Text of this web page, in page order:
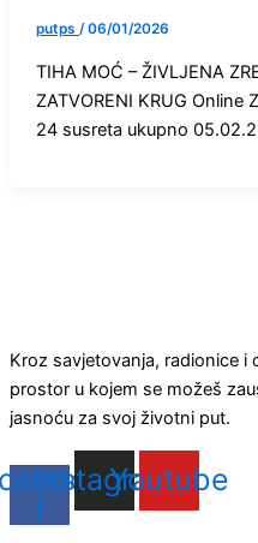
putps /06/01/2026
TIHA MOĆ – ŽIVLJENA
ZATVORENI KRUG
24 susreta ukupno
Kroz savjetovanja, radionice i
prostor u kojem se možeš
jasnoću za svoj životni put.
f
Instagram
Youtube